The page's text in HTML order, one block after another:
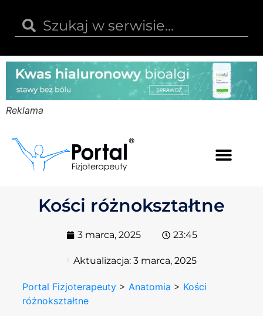
Reklama
Kości różnokształtne
3 marca, 2025 23:45
Aktualizacja: 3 marca, 2025
Portal Fizjoterapeuty > Anatomia > Kości
różnokształtne